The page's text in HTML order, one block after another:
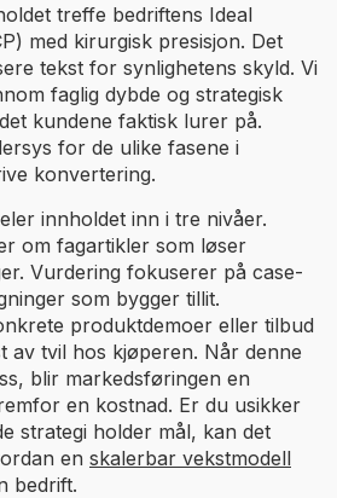
treffe bedriftens Ideal
med kirurgisk presisjon. Det
tekst for synlighetens skyld. Vi
faglig dybde og strategisk
kundene faktisk lurer på.
for de ulike fasene i
konvertering.
innholdet inn i tre nivåer.
om fagartikler som løser
Vurdering fokuserer på case-
som bygger tillit.
produktdemoer eller tilbud
av tvil hos kjøperen. Når denne
blir markedsføringen en
en kostnad. Er du usikker
strategi holder mål, kan det
en skalerbar vekstmodell
bedrift.